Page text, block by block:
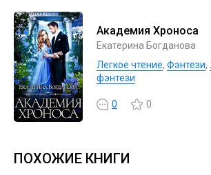
Академия Хроноса
Екатерина Богданова
Легкое чтение, Фэнтези,
фэнтези
0 0
ПОХОЖИЕ КНИГИ